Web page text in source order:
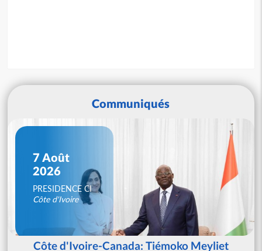
Communiqués
7 Août
2026
PRESIDENCE CI
Côte d'Ivoire
Côte d'Ivoire-Canada: Tiémoko Meyliet